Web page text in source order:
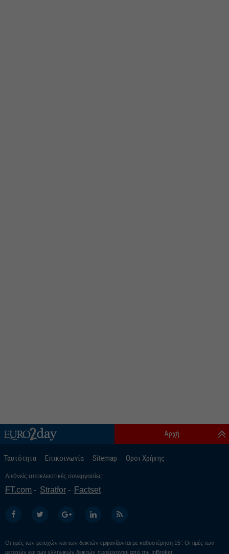
Ταυτότητα Επικοινωνία Sitemap Οροι Χρήσης
Αρχή
Διεθνείς αποκλειστικές συνεργασίες:
FT.com Stratfor Factset
Οι τιμές των μετοχών και των δεικτών εμφανίζονται με καθυστέρηση 15’. Οι τιμές των
μετοχών και των ελληνικών δεικτών προέρχονται από την InBroker